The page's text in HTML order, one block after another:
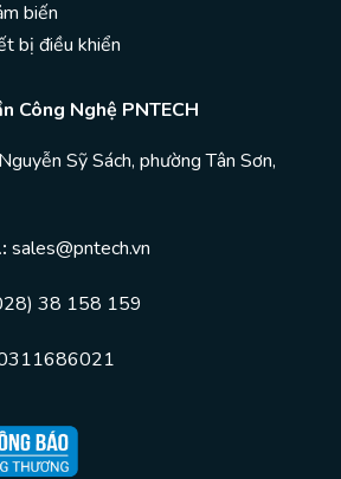
biến
bị điều khiển
Công Nghệ PNTECH
Sỹ Sách, phường Tân Sơn,
sales@pntech.vn
38 158 159